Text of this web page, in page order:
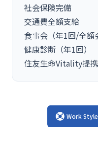
社会保険完備
交通費全額支給
食事会（年1回/全額
健康診断（年1回）
住友生命Vitality提携
Work Style